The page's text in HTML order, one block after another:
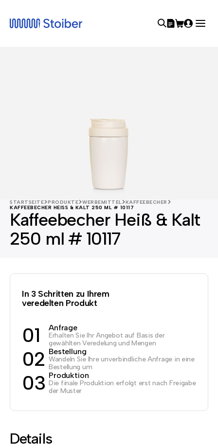
STARTSEITE PRODUKTE WERBEMITTEL
KAFFEEBECHER
KAFFEEBECHER HEISS & KALT 250 ML # 10117
Kaffeebecher Heiß & Kalt
250 ml # 10117
In 3 Schritten zu Ihrem
veredelten Produkt
01 Anfrage
Erhalten Sie Ihr Angebot auf Basis der
gewählten Veredelung und Mengen
02 Bestellung
Wandeln Sie Ihre unverbindliche Anfrage in eine
Bestellung um
03 Produktion
Die finale Produktion erfolgt erst nach Freigabe
der Muster
Details